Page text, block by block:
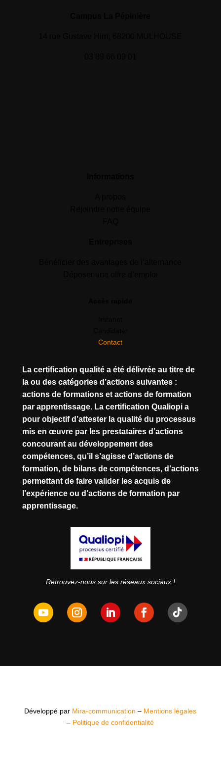
Contact
La certification qualité a été délivrée au titre de
la ou des catégories d’actions suivantes :
actions de formations et actions de formation
par apprentissage. La certification Qualiopi a
pour objectif d’attester la qualité du processus
mis en œuvre par les prestataires d’actions
concourant au développement des
compétences, qu’il s’agisse d’actions de
formation, de bilans de compétences, d’actions
permettant de faire valider les acquis de
l’expérience ou d’actions de formation par
apprentissage.
Retrouvez-nous sur les réseaux sociaux !
Développé par Mira-communication – Mentions légales
– Politique de confidentialité